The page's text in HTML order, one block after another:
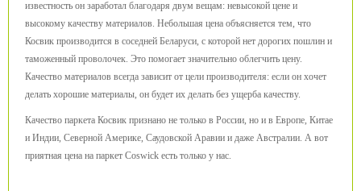
известность он заработал благодаря двум вещам: невысокой цене и
высокому качеству материалов. Небольшая цена объясняется тем, что
Косвик производится в соседней Беларуси, с которой нет дорогих пошлин и
таможенный проволочек. Это помогает значительно облегчить цену.
Качество материалов всегда зависит от цели производителя: если он хочет
делать хорошие материалы, он будет их делать без ущерба качеству.
Качество паркета Косвик признано не только в России, но и в Европе, Китае
и Индии, Северной Америке, Саудовской Аравии и даже Австралии. А вот
приятная цена на паркет Coswick есть только у нас.